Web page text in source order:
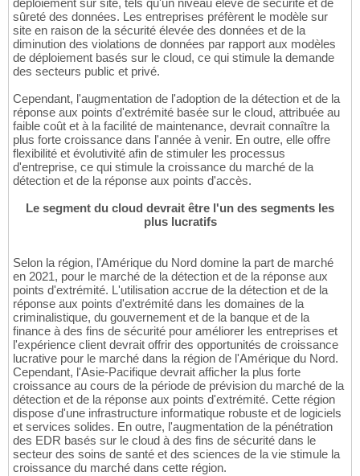
déploiement sur site, tels qu'un niveau élevé de sécurité et de
sûreté des données. Les entreprises préfèrent le modèle sur
site en raison de la sécurité élevée des données et de la
diminution des violations de données par rapport aux modèles
de déploiement basés sur le cloud, ce qui stimule la demande
des secteurs public et privé.
Cependant, l'augmentation de l'adoption de la détection et de la
réponse aux points d'extrémité basée sur le cloud, attribuée au
faible coût et à la facilité de maintenance, devrait connaître la
plus forte croissance dans l'année à venir. En outre, elle offre
flexibilité et évolutivité afin de stimuler les processus
d'entreprise, ce qui stimule la croissance du marché de la
détection et de la réponse aux points d'accès.
Le segment du cloud devrait être l'un des segments les
plus lucratifs
Selon la région, l'Amérique du Nord domine la part de marché
en 2021, pour le marché de la détection et de la réponse aux
points d'extrémité. L'utilisation accrue de la détection et de la
réponse aux points d'extrémité dans les domaines de la
criminalistique, du gouvernement et de la banque et de la
finance à des fins de sécurité pour améliorer les entreprises et
l'expérience client devrait offrir des opportunités de croissance
lucrative pour le marché dans la région de l'Amérique du Nord.
Cependant, l'Asie-Pacifique devrait afficher la plus forte
croissance au cours de la période de prévision du marché de la
détection et de la réponse aux points d'extrémité. Cette région
dispose d'une infrastructure informatique robuste et de logiciels
et services solides. En outre, l'augmentation de la pénétration
des EDR basés sur le cloud à des fins de sécurité dans le
secteur des soins de santé et des sciences de la vie stimule la
croissance du marché dans cette région.